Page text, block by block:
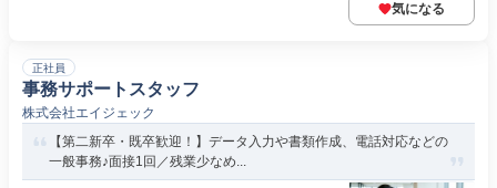
気になる
正社員
事務サポートスタッフ
株式会社エイジェック
【第二新卒・既卒歓迎！】データ入力や書類作成、電話対応などの
一般事務♪面接1回／残業少なめ...